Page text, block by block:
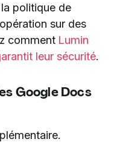
politique de
sur des
comment Lumin
leur sécurité.
Google Docs